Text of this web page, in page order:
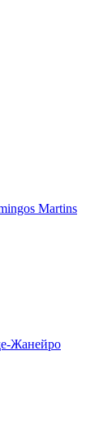
Martins
Жанейро